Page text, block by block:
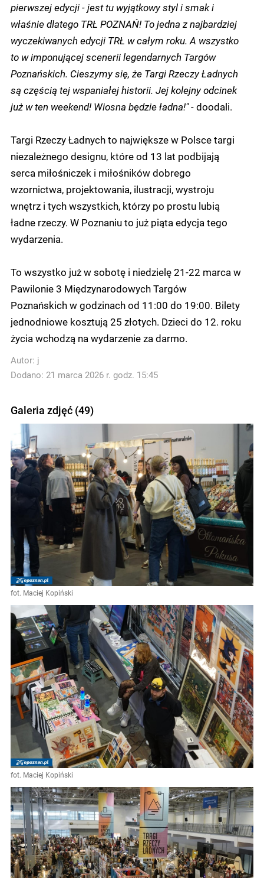
pierwszej edycji - jest tu wyjątkowy styl i smak i
właśnie dlatego TRŁ POZNAŃ! To jedna z najbardziej
wyczekiwanych edycji TRŁ w całym roku. A wszystko
to w imponującej scenerii legendarnych Targów
Poznańskich. Cieszymy się, że Targi Rzeczy Ładnych
są częścią tej wspaniałej historii. Jej kolejny odcinek
już w ten weekend! Wiosna będzie ładna!" -doodali.
Targi Rzeczy Ładnych to największe w Polsce targi
niezależnego designu, które od 13 lat podbijają
serca miłośniczek i miłośników dobrego
wzornictwa, projektowania, ilustracji, wystroju
wnętrz i tych wszystkich, którzy po prostu lubią
ładne rzeczy. W Poznaniu to już piąta edycja tego
wydarzenia.
To wszystko już w sobotę i niedzielę 21-22 marca w
Pawilonie 3 Międzynarodowych Targów
Poznańskich w godzinach od 11:00 do 19:00. Bilety
jednodniowe kosztują 25 złotych. Dzieci do 12. roku
życia wchodzą na wydarzenie za darmo.
Autor: j
Dodano: 21 marca 2026 r. godz. 15:45
Galeria zdjęć (49)
fot. Maciej Kopiński
fot. Maciej Kopiński